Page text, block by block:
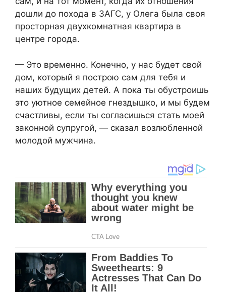
дошли до похода в ЗАГС, у Олега была своя
просторная двухкомнатная квартира в
центре города.
— Это временно. Конечно, у нас будет свой
дом, который я построю сам для тебя и
наших будущих детей. А пока ты обустроишь
это уютное семейное гнездышко, и мы будем
счастливы, если ты согласишься стать моей
законной супругой, — сказал возлюбленной
молодой мужчина.